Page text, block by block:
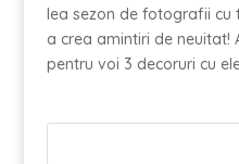
lea sezon de fotografii cu
a crea amintiri de neuitat!
pentru voi 3 decoruri cu